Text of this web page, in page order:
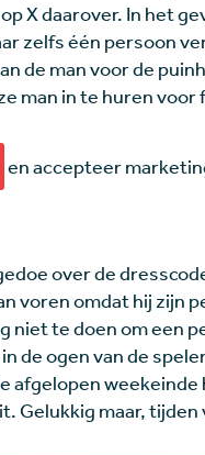
X daarover. In het
zelfs één persoon
de man voor de
man in te huren
en accepteer
over de
voren omdat hij zijn
niet te doen om een
de ogen van de
afgelopen
Gelukkig maar,